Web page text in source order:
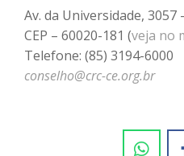
Av. da Universidade, 3057
CEP – 60020-181 (veja no
Telefone: (85) 3194-6000
conselho@crc-ce.org.br